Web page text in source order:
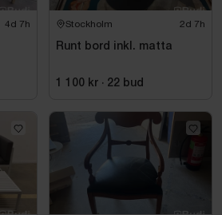
4d 7h Stockholm 2d 7h
Runt bord inkl. matta
1 100 kr · 22 bud